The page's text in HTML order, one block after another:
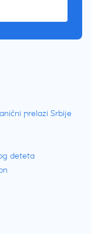
prelazi Srbije
deteta